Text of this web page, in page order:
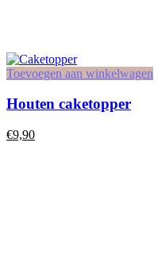
Toevoegen aan winkelwagen
Houten caketopper
€9,90